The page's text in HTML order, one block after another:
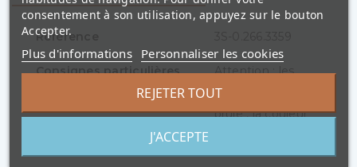
Référence
Consignes particulières
Attention : les
poignées étant en
bois effet "bois
brulé", la couleur
consentement à son utilisation, appuyez sur le bouton
Accepter.
Plus d'informations Personnaliser les cookies
REJETER TOUT
J'ACCEPTE